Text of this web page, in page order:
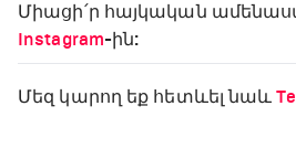
Միացի՛ր հայկական
Instagram-ին:
Մեզ կարող եք հետևել նաև